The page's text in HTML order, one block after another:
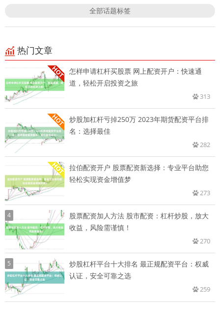
全部话题标签
热门文章
怎样申请杠杆买股票 网上配资开户：快速通
道，轻松开启投资之旅
313
炒股加杠杆亏掉250万 2023年期货配资平台排
名：选择最佳
282
拉伯配资开户 股票配资新选择：专业平台助您
轻松实现资金增值梦
273
4
股票配资加人方法 股市配资：杠杆炒股，放大
收益，风险需谨慎！
270
5
炒股杠杆平台十大排名 最正规配资平台：权威
认证，安全可靠之选
259